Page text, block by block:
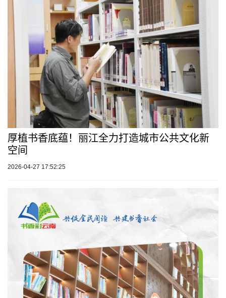
厚植书香底蕴！丽江全力打造城市公共文化新
空间
2026-04-27 17:52:25